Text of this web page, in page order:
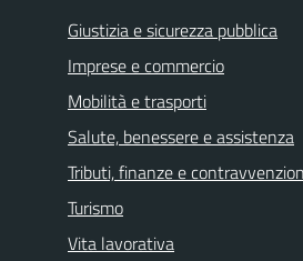
Giustizia e sicurezza pubblica
Imprese e commercio
Mobilità e trasporti
Salute, benessere e assistenza
Tributi, finanze e
Turismo
Vita lavorativa